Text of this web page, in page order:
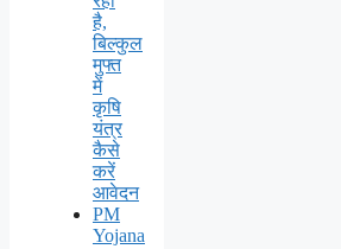
है,
बिल्कुल
मुफ्त
में
कृषि
यंत्र
कैसे
करें
आवेदन
PM
Yojana